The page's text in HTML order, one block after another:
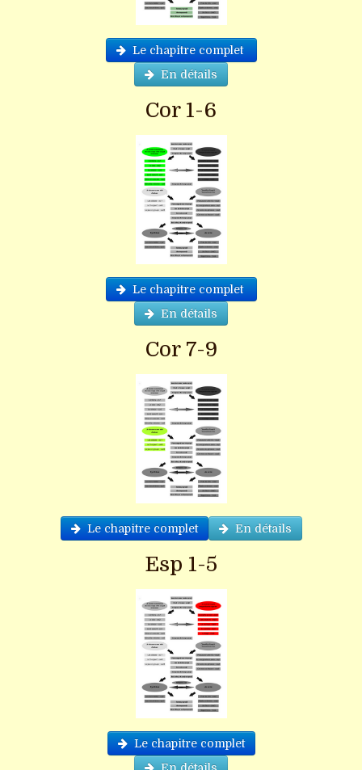
Le chapitre complet
En détails
Cor 1-6
Le chapitre complet
En détails
Cor 7-9
Le chapitre complet En détails
Esp 1-5
Le chapitre complet